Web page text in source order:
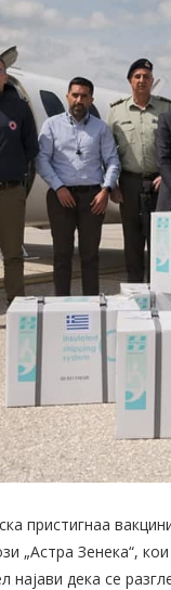
пристигнаа
„Астра Зенека“,
најави дека се